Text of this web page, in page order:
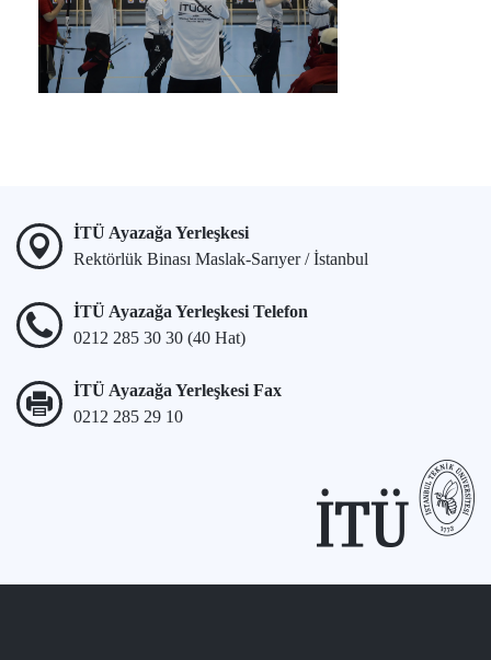
İTÜ Ayazağa Yerleşkesi
Rektörlük Binası Maslak-Sarıyer / İstanbul
İTÜ Ayazağa Yerleşkesi Telefon
0212 285 30 30 (40 Hat)
İTÜ Ayazağa Yerleşkesi Fax
0212 285 29 10